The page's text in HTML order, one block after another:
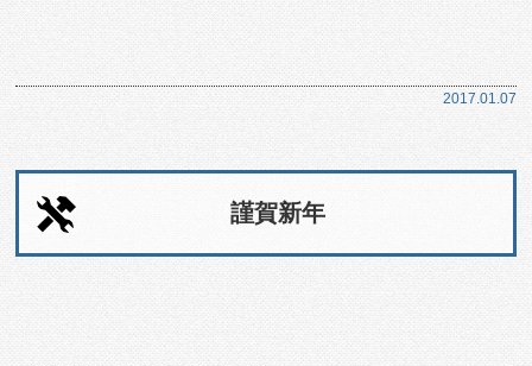
2017.01.07
謹賀新年